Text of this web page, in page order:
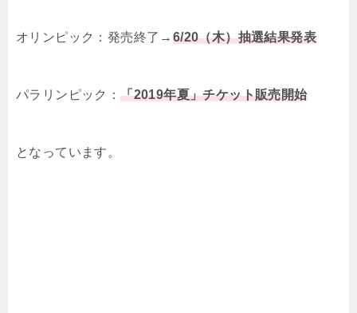
オリンピック：発売終了→ 6/20（木）抽選結果発表
パラリンピック：「2019年夏」チケット販売開始
となっています。